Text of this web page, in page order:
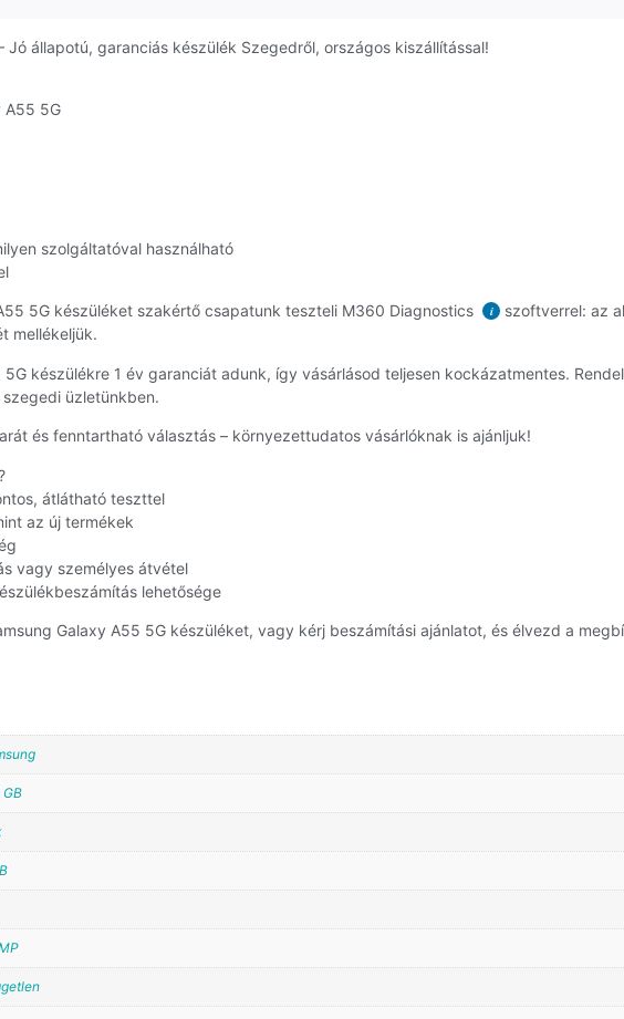
Jó állapotú, garanciás készülék Szegedről, országos kiszállítással!
A55 5G
szolgáltatóval használható
5G készüléket szakértő csapatunk teszteli M360 Diagnostics i
szoftverrel: az
mellékeljük.
5G készülékre 1 év garanciát adunk, így vásárlásod teljesen kockázatmentes.
üzletünkben.
és fenntartható választás – környezettudatos vásárlóknak is ajánljuk!
átlátható teszttel
az új termékek
vagy személyes átvétel
lehetősége
Galaxy A55 5G készüléket, vagy kérj beszámítási ajánlatot, és élvezd a
GB